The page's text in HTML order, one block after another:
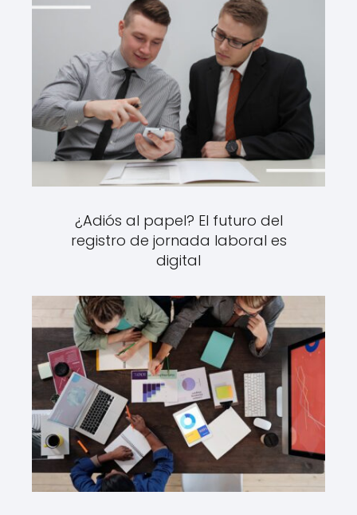
¿Adiós al papel? El futuro del
registro de jornada laboral es
digital